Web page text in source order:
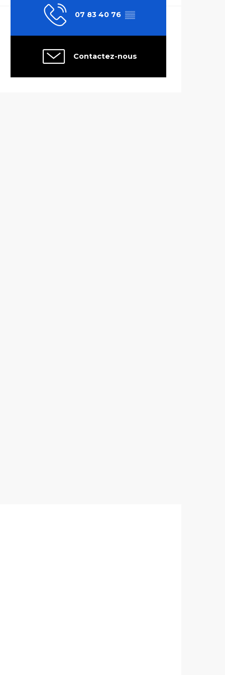
07 83 40 76 ▒▒
Contactez-nous